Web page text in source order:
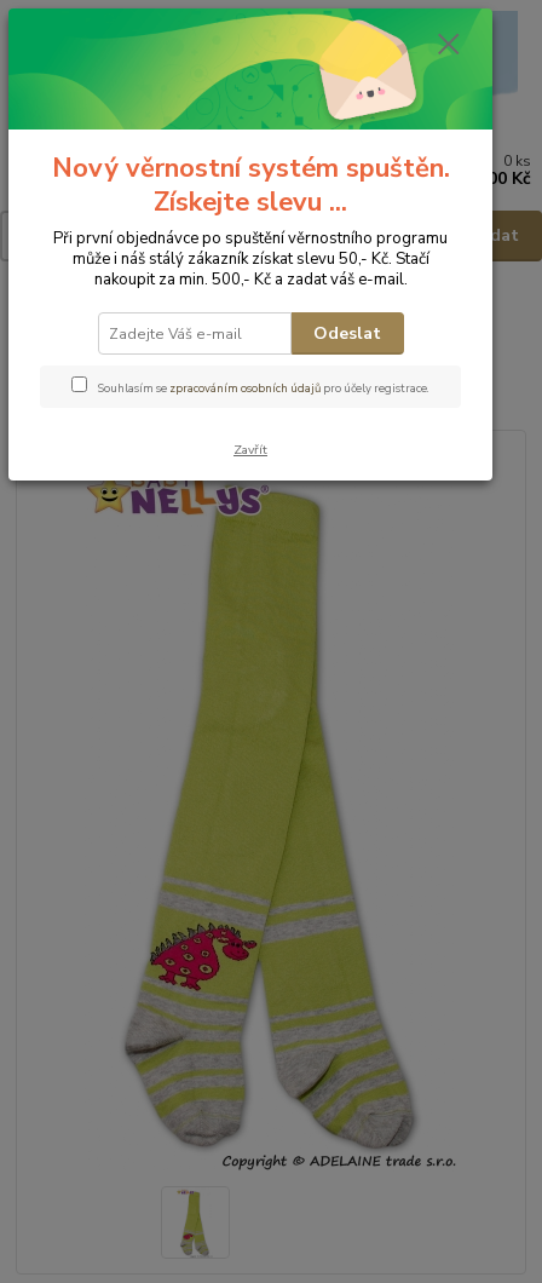
Menu
Hledat
0 ks
0,00 Kč
Baby Nellys Dětské punčocháče
Dino - vel.80-86
Nový věrnostní systém spuštěn.
Získejte slevu ...
Při první objednávce po spuštění věrnostního programu
může i náš stálý zákazník získat slevu 50,- Kč. Stačí
nakoupit za min. 500,- Kč a zadat váš e-mail.
Odeslat
Souhlasím se zpracováním osobních údajů pro účely registrace.
Zavřít